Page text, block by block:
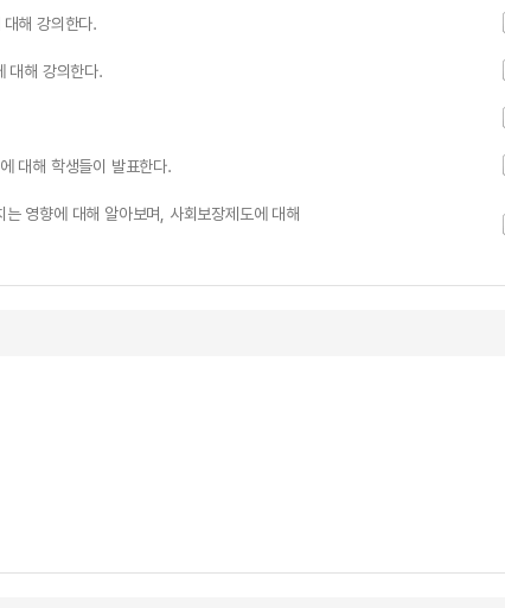
해 강의한다.
대해 강의한다.
대해 학생들이 발표한다.
영향에 대해 알아보며, 사회보장제도에 대해